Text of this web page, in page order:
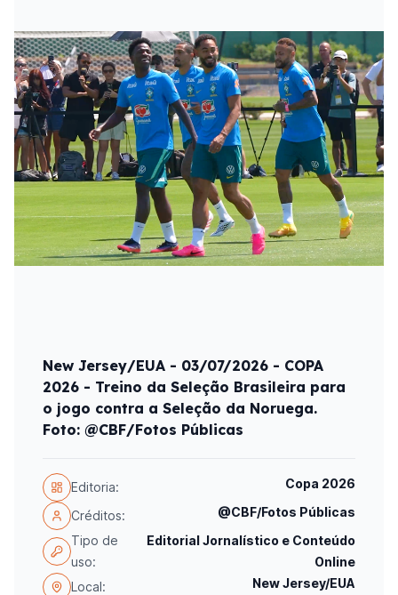
New Jersey/EUA - 03/07/2026 - COPA
2026 - Treino da Seleção Brasileira para
o jogo contra a Seleção da Noruega.
Foto: @CBF/Fotos Públicas
Editoria: Copa 2026
Créditos:
@CBF/Fotos Públicas
Tipo de
uso:
Editorial Jornalístico e Conteúdo
Online
Local:
New Jersey/EUA